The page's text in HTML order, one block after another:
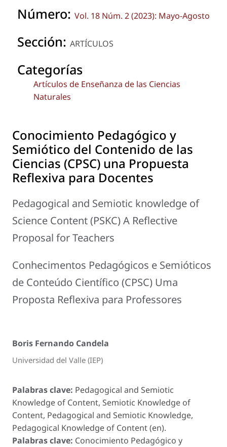
Número: Vol. 18 Núm. 2 (2023): Mayo-Agosto
Sección: ARTÍCULOS
Categorías
Artículos de Enseñanza de las Ciencias
Naturales
Conocimiento Pedagógico y
Semiótico del Contenido de las
Ciencias (CPSC) una Propuesta
Reflexiva para Docentes
Pedagogical and Semiotic knowledge of
Science Content (PSKC) A Reflective
Proposal for Teachers
Conhecimentos Pedagógicos e Semióticos
de Conteúdo Científico (CPSC) Uma
Proposta Reflexiva para Professores
Boris Fernando Candela
Universidad del Valle (IEP)
Palabras clave: Pedagogical and Semiotic
Knowledge of Content, Semiotic Knowledge of
Content, Pedagogical and Semiotic Knowledge,
Pedagogical Knowledge of Content (en).
Palabras clave: Conocimiento Pedagógico y